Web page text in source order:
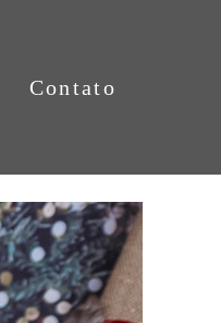
Contato